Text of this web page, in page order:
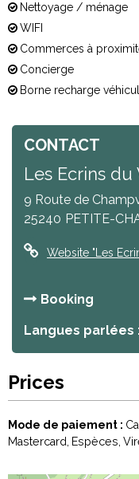
Nettoyage / ménage
WIFI
Commerces à
Concierge
Borne recharge
CONTACT
Les Ecrins
9 Route de
25240 PETITE-
Website "Les
Booking
Langues parlées
Prices
Mode de paiement :
Mastercard
Espèces